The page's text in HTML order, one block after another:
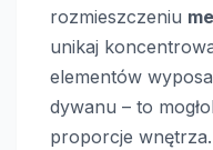
rozmieszczeniu
unikaj
elementów
dywanu – to
proporcje wnętrza.